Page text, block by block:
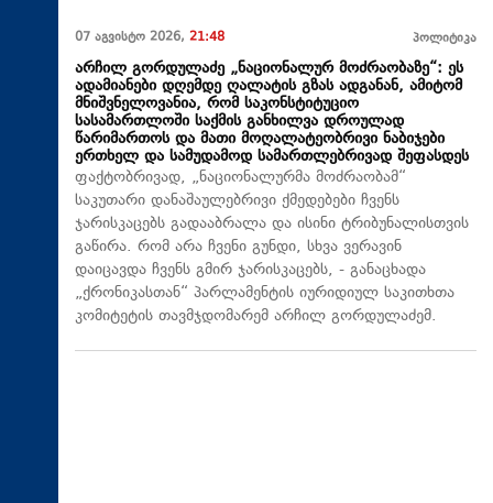
07 აგვისტო 2026, 21:48 პოლიტიკა
არჩილ გორდულაძე „ნაციონალურ მოძრაობაზე“: ეს
ადამიანები დღემდე ღალატის გზას ადგანან, ამიტომ
მნიშვნელოვანია, რომ საკონსტიტუციო
სასამართლოში საქმის განხილვა დროულად
წარიმართოს და მათი მოღალატეობრივი ნაბიჯები
ერთხელ და სამუდამოდ სამართლებრივად შეფასდეს
ფაქტობრივად, „ნაციონალურმა მოძრაობამ“
საკუთარი დანაშაულებრივი ქმედებები ჩვენს
ჯარისკაცებს გადააბრალა და ისინი ტრიბუნალისთვის
გაწირა. რომ არა ჩვენი გუნდი, სხვა ვერავინ
დაიცავდა ჩვენს გმირ ჯარისკაცებს, - განაცხადა
„ქრონიკასთან“ პარლამენტის იურიდიულ საკითხთა
კომიტეტის თავმჯდომარემ არჩილ გორდულაძემ.